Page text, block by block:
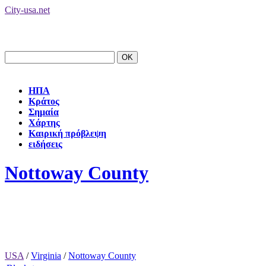
City-usa.net
ΗΠΑ
Κράτος
Σημαία
Χάρτης
Καιρική πρόβλεψη
ειδήσεις
Nottoway County
USA /Virginia /Nottoway County